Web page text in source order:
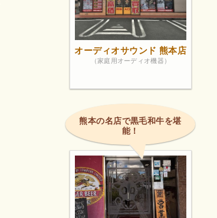
オーディオサウンド 熊本店
（家庭用オーディオ機器）
熊本の名店で黒毛和牛を堪
能！